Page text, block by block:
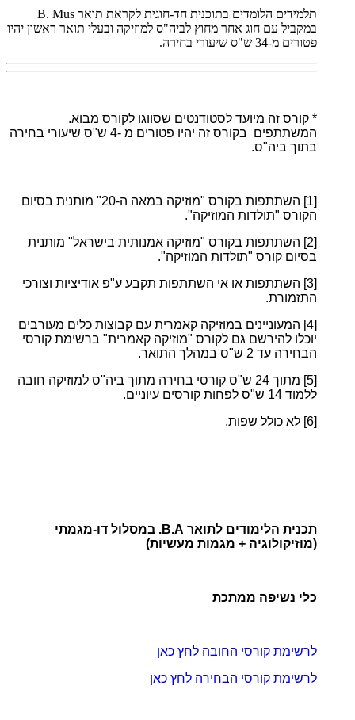
תלמידים הלומדים בתוכנית חד-חוגית לקראת תואר B. Mus
במקביל עם חוג אחר מחוץ לביה"ס למוזיקה ובעלי תואר ראשון יהיו
פטורים מ-34 ש"ס שיעורי בחירה.
* קורס זה מיועד לסטודנטים שסווגו לקורס מבוא.
המשתתפים בקורס זה יהיו פטורים מ -4 ש"ס שיעורי בחירה
בתוך ביה"ס.
[1]
השתתפות בקורס "מוזיקה במאה ה-20" מותנית בסיום
הקורס "תולדות המוזיקה".
[2]
השתתפות בקורס "מוזיקה אמנותית בישראל" מותנית
בסיום קורס "תולדות המוזיקה".
[3]
השתתפות או אי השתתפות תקבע ע"פ אודיציות וצורכי
התזמורת.
[4]
המעוניינים במוזיקה קאמרית עם קבוצות כלים מעורבים
יוכלו להירשם גם לקורס "מוזיקה קאמרית" ברשימת קורסי
הבחירה עד 2 ש"ס במהלך התואר.
[5]
מתוך 24 ש"ס קורסי בחירה מתוך ביה"ס למוזיקה חובה
ללמוד 14 ש"ס לפחות קורסים עיוניים.
[6]
לא כולל שפות.
תכנית הלימודים לתואר B.A. במסלול דו-מגמתי
(מוזיקולוגיה + מגמות מעשיות)
כלי נשיפה ממתכת
לרשימת קורסי החובה לחץ כאן
לרשימת קורסי הבחירה לחץ כאן